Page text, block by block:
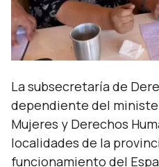
La subsecretaría de
dependiente del
Mujeres y Derechos
localidades de la
funcionamiento del